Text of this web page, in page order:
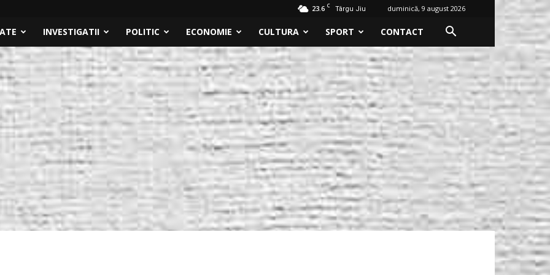
23.6 C Târgu Jiu duminică, 9 august 2026
INVESTIGATII POLITIC ECONOMIE CULTURA SPORT CONTACT